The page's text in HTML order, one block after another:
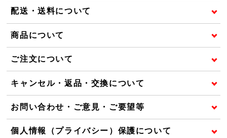
配送・送料について
商品について
ご注文について
キャンセル・返品・交換について
お問い合わせ・ご意見・ご要望等
個人情報（プライバシー）保護について